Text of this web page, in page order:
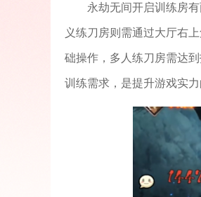
永劫无间开启训练房
义练刀房则需通过大厅右
础操作，多人练刀房需达
训练需求，是提升游戏实力